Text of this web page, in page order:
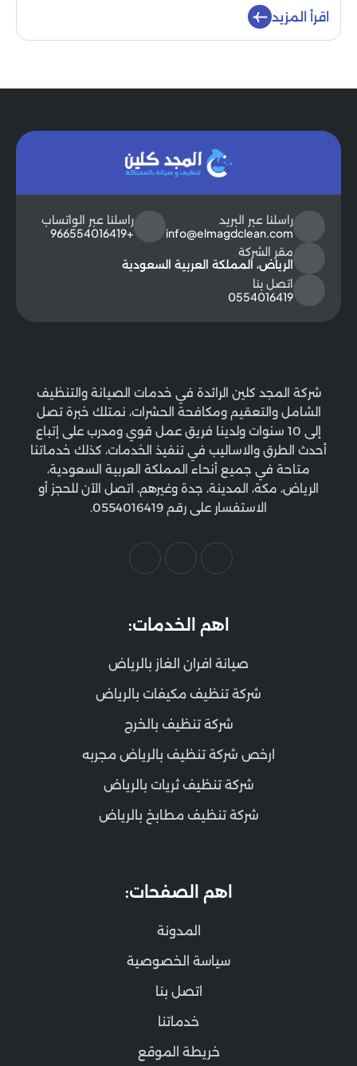
اقرأ المزيد
راسلنا عبر البريد
info@elmagdclean.com
راسلنا عبر الواتساب
+966554016419
مقر الشركة
الرياض، المملكة العربية السعودية
اتصل بنا
0554016419
شركة المجد كلين الرائدة في خدمات الصيانة والتنظيف
الشامل والتعقيم ومكافحة الحشرات، نمتلك خبرة تصل
إلى 10 سنوات ولدينا فريق عمل قوي ومدرب على إتباع
أحدث الطرق والاساليب في تنفيذ الخدمات، كذلك خدماتنا
متاحة في جميع أنحاء المملكة العربية السعودية،
الرياض، مكة، المدينة، جدة وغيرهم، اتصل الآن للحجز أو
الاستفسار على رقم 0554016419.
اهم الخدمات:
صيانة افران الغاز بالرياض
شركة تنظيف مكيفات بالرياض
شركة تنظيف بالخرج
ارخص شركة تنظيف بالرياض مجربه
شركة تنظيف ثريات بالرياض
شركة تنظيف مطابخ بالرياض
اهم الصفحات:
المدونة
سياسة الخصوصية
اتصل بنا
خدماتنا
خريطة الموقع